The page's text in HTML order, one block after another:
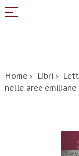
al
contenuto
Home Libri
nelle aree emiliane